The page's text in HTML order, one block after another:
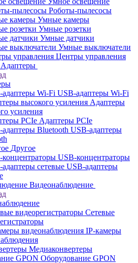
Роботы-пылесосы
Умные камеры
Умные розетки
Умные датчики
Умные выключатели
Центры управления
Адаптеры
USB-адаптеры Wi-Fi
Адаптеры
усиления
Адаптеры PCIe
USB-адаптеры
Другое
USB-концентраторы
USB-адаптеры
Видеонаблюдение
Сетевые
IP-камеры
Медиаконвертеры
Оборудование GPON